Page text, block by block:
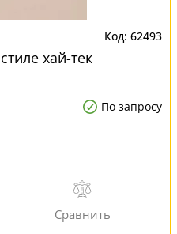
62493
хай-тек
По запросу